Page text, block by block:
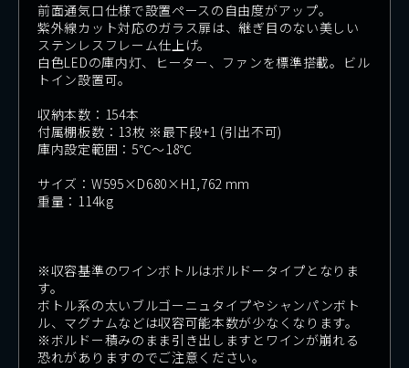
前面通気口仕様で設置ペースの自由度がアップ。
紫外線カット対応のガラス扉は、継ぎ目のない美しい
ステンレスフレーム仕上げ。
白色LEDの庫内灯、ヒーター、ファンを標準搭載。ビル
トイン設置可。
収納本数：154本
付属棚板数：13枚 ※最下段+1 (引出不可)
庫内設定範囲：5℃〜18℃
サイズ：W595×D680×H1,762 mm
重量：114kg
※収容基準のワインボトルはボルドータイプとなりま
す。
ボトル系の太いブルゴーニュタイプやシャンパンボト
ル、マグナムなどは収容可能本数が少なくなります。
※ボルドー積みのまま引き出しますとワインが崩れる
恐れがありますのでご注意ください。
お買い物を続ける